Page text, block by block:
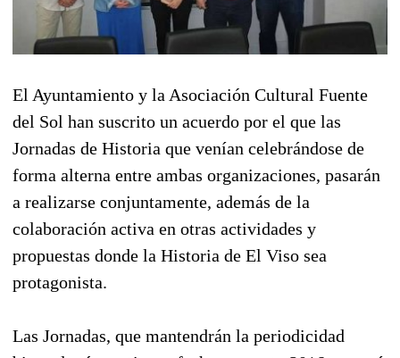
El Ayuntamiento y la Asociación Cultural Fuente
del Sol han suscrito un acuerdo por el que las
Jornadas de Historia que venían celebrándose de
forma alterna entre ambas organizaciones, pasarán
a realizarse conjuntamente, además de la
colaboración activa en otras actividades y
propuestas donde la Historia de El Viso sea
protagonista.
Las Jornadas, que mantendrán la periodicidad